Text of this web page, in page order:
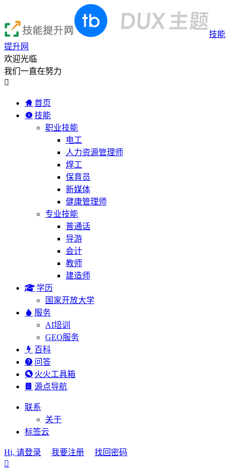
技能
提升网
欢迎光临
我们一直在努力

首页
技能
职业技能
电工
人力资源管理师
焊工
保育员
新媒体
健康管理师
专业技能
普通话
导游
会计
教师
建造师
学历
国家开放大学
服务
AI培训
GEO服务
百科
问答
火火工具箱
源点导航
联系
关于
标签云
Hi, 请登录 我要注册
找回密码
